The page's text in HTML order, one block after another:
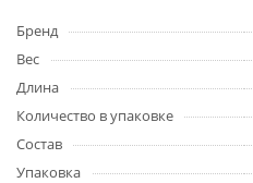
Бренд
Вес
Длина
Количество в упаковке
Состав
Упаковка